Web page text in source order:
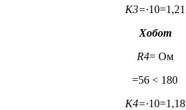
К3=∙10=1,21
Хобот
R4= Ом
=56 < 180
К4=∙10=1,18